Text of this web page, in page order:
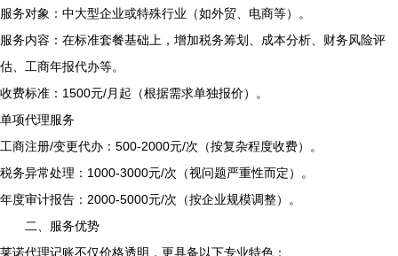
服务对象：中大型企业或特殊行业（如外贸、电商等）。
服务内容：在标准套餐基础上，增加税务筹划、成本分析、财务风险评
估、工商年报代办等。
收费标准：1500元/月起（根据需求单独报价）。
单项代理服务
工商注册/变更代办：500-2000元/次（按复杂程度收费）。
税务异常处理：1000-3000元/次（视问题严重性而定）。
年度审计报告：2000-5000元/次（按企业规模调整）。
二、服务优势
莱诺代理记账不仅价格透明，更具备以下专业特色：